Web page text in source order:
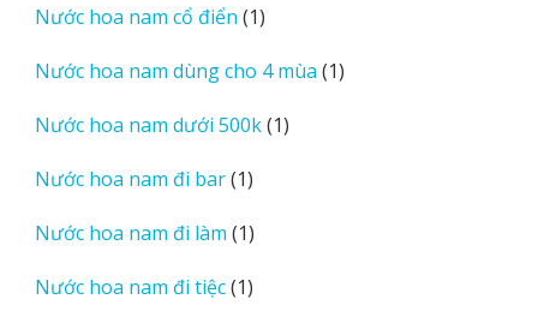
phẩm
Nước hoa nam cổ điển 11
phẩm
Nước hoa nam dùng cho 4 mùa 11
Nước hoa nam dưới 500k 11
Nước hoa nam đi bar 11
phẩm
Nước hoa nam đi làm 11
phẩm
Nước hoa nam đi tiệc 11